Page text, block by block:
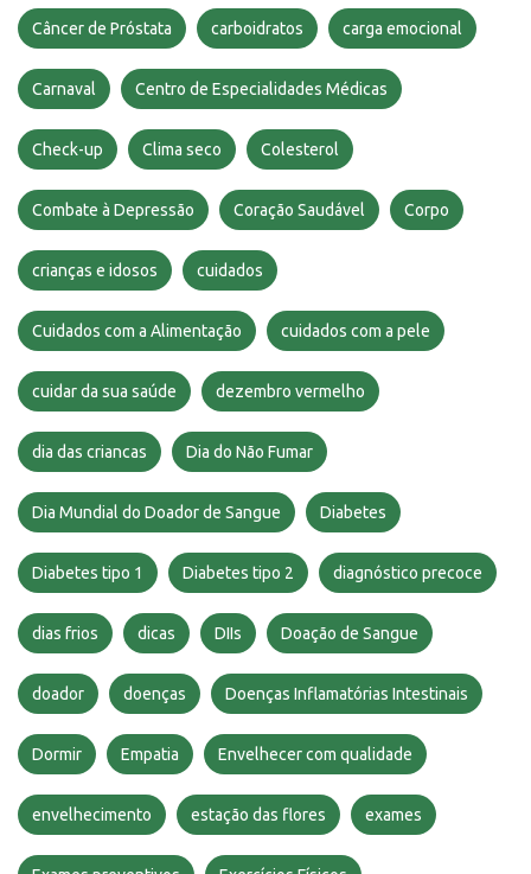
Câncer de Próstata carboidratos carga emocional
Carnaval Centro de Especialidades Médicas
Check-up Clima seco Colesterol
Combate à Depressão Coração Saudável Corpo
crianças e idosos cuidados
Cuidados com a Alimentação cuidados com a pele
cuidar da sua saúde dezembro vermelho
dia das criancas Dia do Não Fumar
Dia Mundial do Doador de Sangue Diabetes
Diabetes tipo 1 Diabetes tipo 2 diagnóstico precoce
dias frios dicas DIIs Doação de Sangue
doador doenças Doenças Inflamatórias Intestinais
Dormir Empatia Envelhecer com qualidade
envelhecimento estação das flores exames